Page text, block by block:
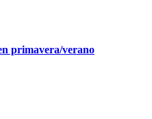
primavera/verano